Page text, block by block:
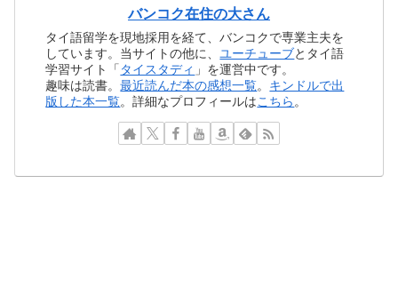
バンコク在住の大さん
タイ語留学を現地採用を経て、バンコクで専業主夫を
しています。当サイトの他に、 ユーチューブとタイ語
学習サイト「 タイスタディ 」を運営中です。
趣味は読書。最近読んだ本の感想一覧。 キンドルで出
版した本一覧。詳細なプロフィールはこちら 。